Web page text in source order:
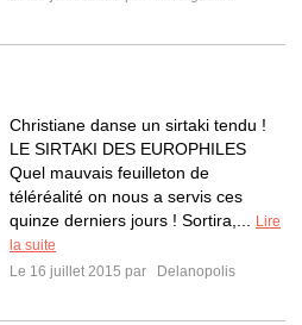
Christiane danse un sirtaki tendu !
LE SIRTAKI DES EUROPHILES
Quel mauvais feuilleton de
téléréalité on nous a servis ces
quinze derniers jours ! Sortira,...
Lire
la suite
Le 16 juillet 2015 par
Delanopolis